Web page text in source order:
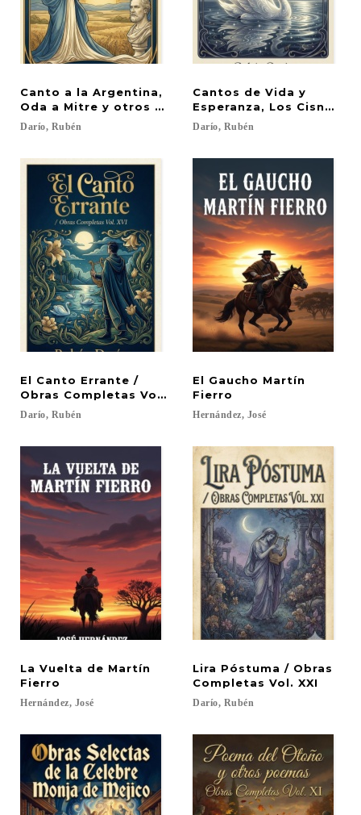
Canto a la Argentina,
Oda a Mitre y otros poemas
Darío, Rubén
Cantos de Vida y
Esperanza, Los Cisnes y
Darío, Rubén
El Canto Errante /
Obras Completas Vol. XVI
Darío, Rubén
El Gaucho Martín
Fierro
Hernández, José
La Vuelta de Martín
Fierro
Hernández, José
Lira Póstuma / Obras
Completas Vol. XXI
Darío, Rubén